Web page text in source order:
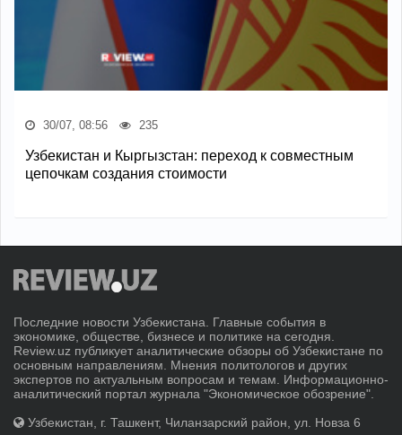
30/07, 08:56 235
Узбекистан и Кыргызстан: переход к совместным
цепочкам создания стоимости
Последние новости Узбекистана. Главные события в
экономике, обществе, бизнесе и политике на сегодня.
Review.uz публикует аналитические обзоры об Узбекистане по
основным направлениям. Мнения политологов и других
экспертов по актуальным вопросам и темам. Информационно-
аналитический портал журнала "Экономическое обозрение".
Узбекистан, г. Ташкент, Чиланзарский район, ул. Новза 6